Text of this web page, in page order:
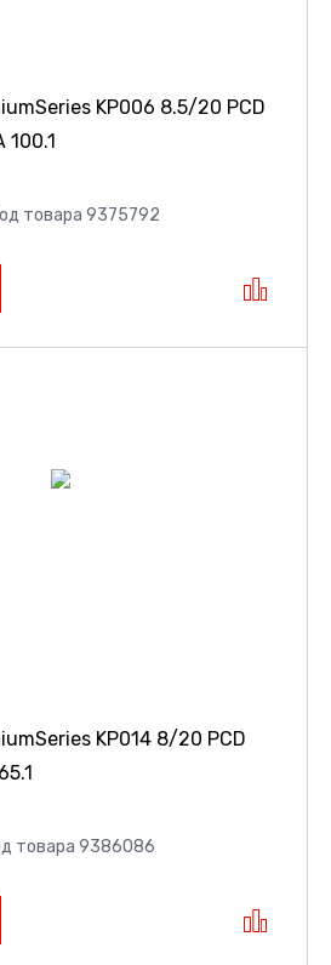
KP006 8.5/20 PCD
100.1
товара 9375792
KP014 8/20 PCD
товара 9386086